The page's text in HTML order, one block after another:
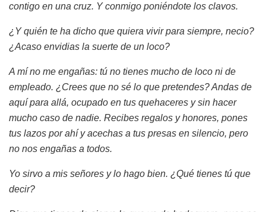
contigo en una cruz. Y conmigo poniéndote los clavos.
¿Y quién te ha dicho que quiera vivir para siempre, necio?
¿Acaso envidias la suerte de un loco?
A mí no me engañas: tú no tienes mucho de loco ni de
empleado. ¿Crees que no sé lo que pretendes? Andas de
aquí para allá, ocupado en tus quehaceres y sin hacer
mucho caso de nadie. Recibes regalos y honores, pones
tus lazos por ahí y acechas a tus presas en silencio, pero
no nos engañas a todos.
Yo sirvo a mis señores y lo hago bien. ¿Qué tienes tú que
decir?